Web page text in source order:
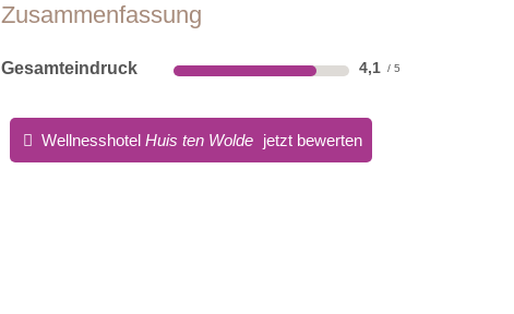
Zusammenfassung
Gesamteindruck 4,1
WellnesshotelHuis ten Wolde jetzt bewerten